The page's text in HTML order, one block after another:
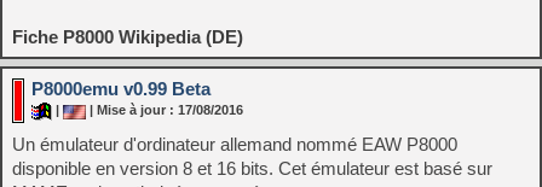
Fiche P8000 Wikipedia (DE)
P8000emu v0.99 Beta
| Mise à jour : 17/08/2016
Un émulateur d'ordinateur allemand nommé EAW P8000
disponible en version 8 et 16 bits. Cet émulateur est basé sur